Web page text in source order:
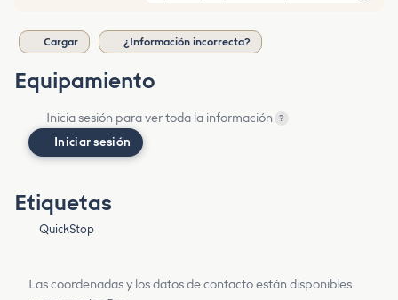
Cargar ¿Información incorrecta?
Equipamiento
Inicia sesión para ver toda la información ?
Iniciar sesión
Etiquetas
QuickStop
Las coordenadas y los datos de contacto están disponibles